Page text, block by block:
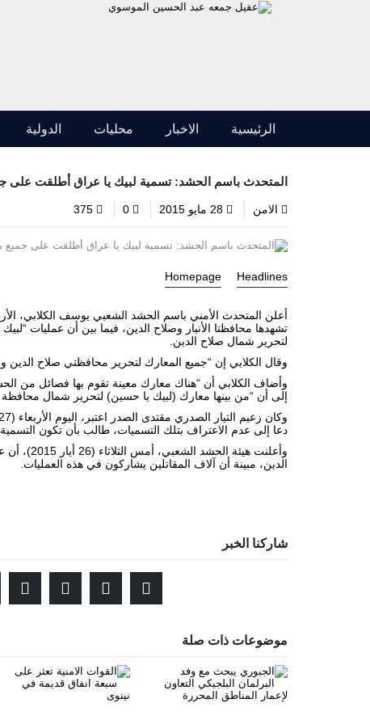
الرئيسية الاخبار محليات الدولية
المتحدث باسم الحشد: تسمية لبيك يا عراق أطلقت على
الامن
Headlines
Homepage
أعلن المتحدث الأمني باسم الحشد الشعبي يوسف الكلابي،
تشهدها محافظتا الأنبار وصلاح الدين، فيما بين أن عمليات
لتحرير شمال صلاح الدين
وقال الكلابي إن “جميع المعارك لتحرير محافظتي صلاح الدين
وأضاف الكلابي أن “هناك معارك معينة تقوم بها فصائل من
إلى أن “من بينها معارك (لبيك يا حسين) لتحرير شمال محافظة
وكان زعيم التيار الصدري مقتدى الصدر
دعا إلى عدم الاعتراف بتلك التسميات، طالب بأن تكون التسمية
وأعلنت
الدين، مبينة أن آلاف المقاتلين يشاركون في هذه العمليات.
شاركنا الخبر
موضوعات ذات صلة